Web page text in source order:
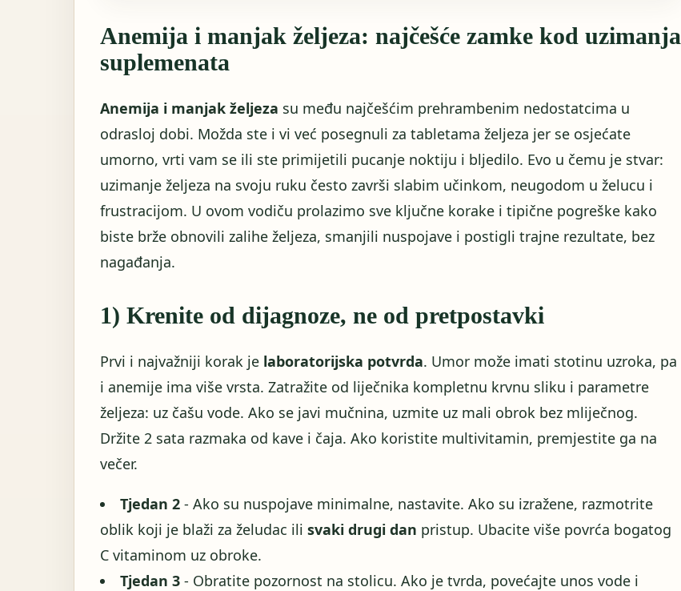
Anemija i manjak željeza: najčešće zamke kod uzimanja
suplemenata
Anemija i manjak željeza su među najčešćim prehrambenim nedostatcima u
odrasloj dobi. Možda ste i vi već posegnuli za tabletama željeza jer se osjećate
umorno, vrti vam se ili ste primijetili pucanje noktiju i bljedilo. Evo u čemu je stvar:
uzimanje željeza na svoju ruku često završi slabim učinkom, neugodom u želucu i
frustracijom. U ovom vodiču prolazimo sve ključne korake i tipične pogreške kako
biste brže obnovili zalihe željeza, smanjili nuspojave i postigli trajne rezultate, bez
nagađanja.
1) Krenite od dijagnoze, ne od pretpostavki
Prvi i najvažniji korak je laboratorijska potvrda. Umor može imati stotinu uzroka, pa
i anemije ima više vrsta. Zatražite od liječnika kompletnu krvnu sliku i parametre
željeza: uz čašu vode. Ako se javi mučnina, uzmite uz mali obrok bez mliječnog.
Držite 2 sata razmaka od kave i čaja. Ako koristite multivitamin, premjestite ga na
večer.
Tjedan 2 - Ako su nuspojave minimalne, nastavite. Ako su izražene, razmotrite
oblik koji je blaži za želudac ili svaki drugi dan pristup. Ubacite više povrća bogatog
C vitaminom uz obroke.
Tjedan 3 - Obratite pozornost na stolicu. Ako je tvrda, povećajte unos vode i